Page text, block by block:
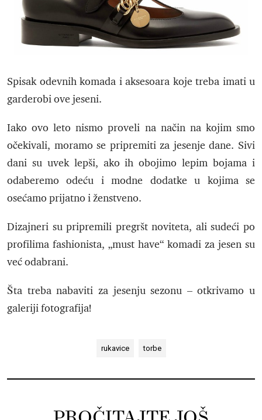
Spisak odevnih komada i aksesoara koje treba imati u
garderobi ove jeseni.
Iako ovo leto nismo proveli na način na kojim smo
očekivali, moramo se pripremiti za jesenje dane. Sivi
dani su uvek lepši, ako ih obojimo lepim bojama i
odaberemo odeću i modne dodatke u kojima se
osećamo prijatno i ženstveno.
Dizajneri su pripremili pregršt noviteta, ali sudeći po
profilima fashionista, „must have“ komadi za jesen su
već odabrani.
Šta treba nabaviti za jesenju sezonu – otkrivamo u
galeriji fotografija!
rukavice torbe